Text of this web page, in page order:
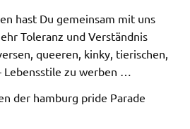
hast Du gemeinsam mit uns
Toleranz und Verständnis
queeren, kinky, tierischen,
zu werben …
der hamburg pride Parade